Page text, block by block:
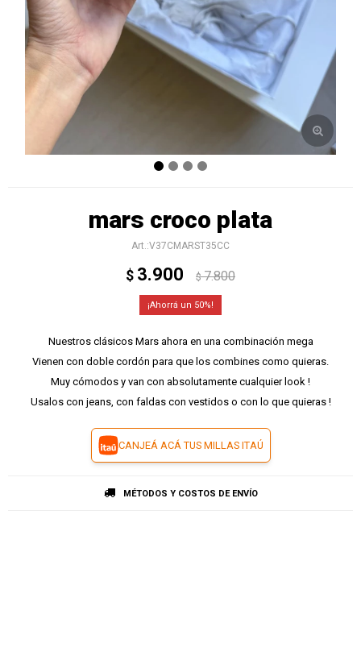
mars croco plata
V37CMARST35CC
$ 3.900 $ 7.800
50
Nuestros clásicos Mars ahora en una combinación mega
Vienen con doble cordón para que los combines como quieras.
Muy cómodos y van con absolutamente cualquier look !
Usalos con jeans, con faldas con vestidos o con lo que quieras !
CANJEÁ ACÁ TUS MILLAS ITAÚ
MÉTODOS Y COSTOS DE ENVÍO